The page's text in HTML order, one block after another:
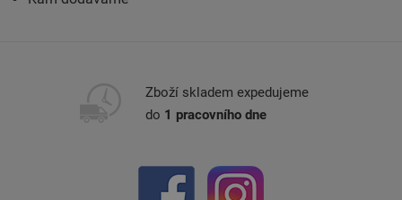
Zboží skladem expedujeme
do 1 pracovního dne